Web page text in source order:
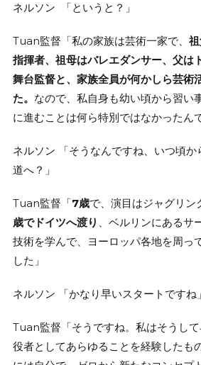
ネルソン 「というと？」
Tuan監督「私の家族は芸術一家で、
指揮者、祖母はバレエダンサー、父は
舞台監督と、家族全員が何かしら芸術
た。 なので、私自身も幼い頃から習い
に進むことは何ら特別ではなかったん
ネルソン 「そうなんですね、いつ頃
道へ？」
Tuan監督「7歳で、演目はジャグリン
歳でドイツへ渡り 、ベルリンにあるサ
技術を学んで、ヨーロッパ各地を周っ
した」
ネルソン 「かなり早いスタートですね」
Tuan監督「そうですね。私はそうし
役者としてあらゆることを経験したも